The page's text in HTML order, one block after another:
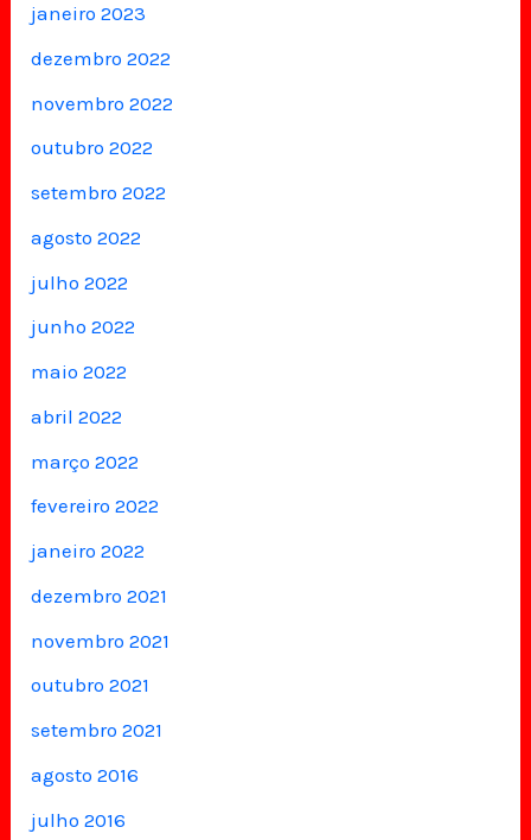
janeiro 2023
dezembro 2022
novembro 2022
outubro 2022
setembro 2022
agosto 2022
julho 2022
junho 2022
maio 2022
abril 2022
março 2022
fevereiro 2022
janeiro 2022
dezembro 2021
novembro 2021
outubro 2021
setembro 2021
agosto 2016
julho 2016